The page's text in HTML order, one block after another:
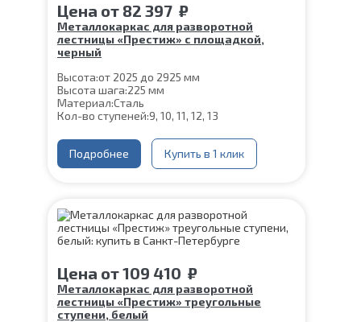
Цена от 82 397 ₽
Металлокаркас для разворотной
лестницы «Престиж» с площадкой,
черный
Высота:от 2025 до 2925 мм
Высота шага:225 мм
Материал:Сталь
Кол-во ступеней:9, 10, 11, 12, 13
Подробнее Купить в 1 клик
Цена от109 410 ₽
Металлокаркас для разворотной
лестницы «Престиж» треугольные
ступени, белый